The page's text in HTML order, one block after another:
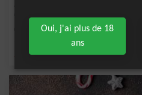
merveille...
Facile
jus d'ananas,ananas,noix de coco,
Oui, j'ai plus de 18
ans